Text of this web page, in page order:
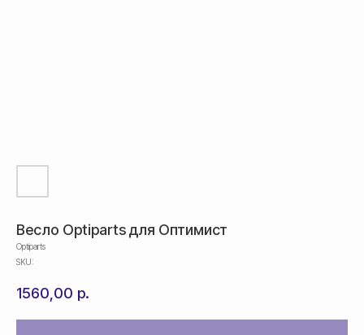
Весло Optiparts для Оптимист
Optiparts
SKU:
1560,00 р.